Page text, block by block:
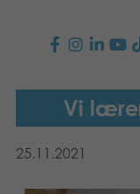
PRODUKTER
Familiespill
TACTIC
Vi
25.11.2021